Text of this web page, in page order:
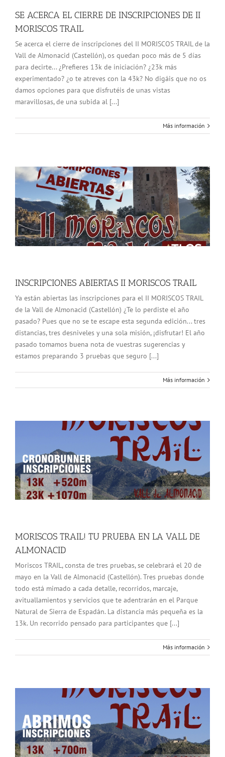
SE ACERCA EL CIERRE DE INSCRIPCIONES DE II
MORISCOS TRAIL
Se acerca el cierre de inscripciones del II MORISCOS TRAIL de la
Vall de Almonacid (Castellón), os quedan poco más de 5 días
para decirte... ¿Prefieres 13k de iniciación? ¿23k más
experimentado? ¿o te atreves con la 43k? No digáis que no os
damos opciones para que disfrutéis de unas vistas
maravillosas, de una subida al [...]
Más información
INSCRIPCIONES ABIERTAS II MORISCOS TRAIL
Ya están abiertas las inscripciones para el II MORISCOS TRAIL
de la Vall de Almonacid (Castellón) ¿Te lo perdiste el año
pasado? Pues que no se te escape esta segunda edición... tres
distancias, tres desniveles y una sola misión, ¡disfrutar! El año
pasado tomamos buena nota de vuestras sugerencias y
estamos preparando 3 pruebas que seguro [...]
Más información
MORISCOS TRAIL! TU PRUEBA EN LA VALL DE
ALMONACID
Moriscos TRAIL, consta de tres pruebas, se celebrará el 20 de
mayo en la Vall de Almonacid (Castellón). Tres pruebas donde
todo está mimado a cada detalle, recorridos, marcaje,
avituallamientos y servicios que te adentrarán en el Parque
Natural de Sierra de Espadán. La distancia más pequeña es la
13k. Un recorrido pensado para participantes que [...]
Más información